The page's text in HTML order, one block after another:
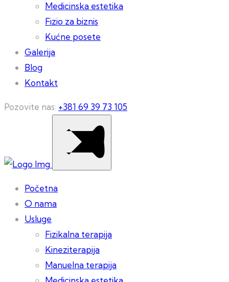
Medicinska estetika
Fizio za biznis
Kućne posete
Galerija
Blog
Kontakt
Pozovite nas: +381 69 39 73 105
Početna
O nama
Usluge
Fizikalna terapija
Kineziterapija
Manuelna terapija